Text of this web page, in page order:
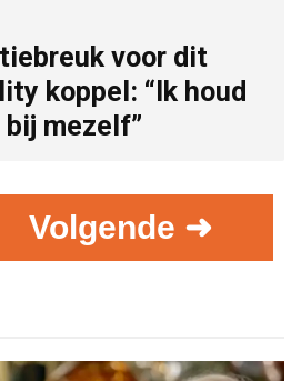
voor dit
koppel: “Ik houd
mezelf”
Volgende ➜